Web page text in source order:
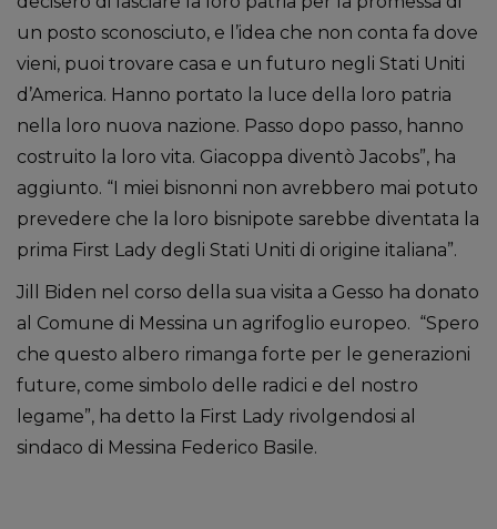
un posto sconosciuto, e l’idea che non conta fa dove
vieni, puoi trovare casa e un futuro negli Stati Uniti
d’America. Hanno portato la luce della loro patria
nella loro nuova nazione. Passo dopo passo, hanno
costruito la loro vita. Giacoppa diventò Jacobs”, ha
aggiunto. “I miei bisnonni non avrebbero mai potuto
prevedere che la loro bisnipote sarebbe diventata la
prima First Lady degli Stati Uniti di origine italiana”.
Jill Biden nel corso della sua visita a Gesso ha donato
al Comune di Messina un agrifoglio europeo. “Spero
che questo albero rimanga forte per le generazioni
future, come simbolo delle radici e del nostro
legame”, ha detto la First Lady rivolgendosi al
sindaco di Messina Federico Basile.